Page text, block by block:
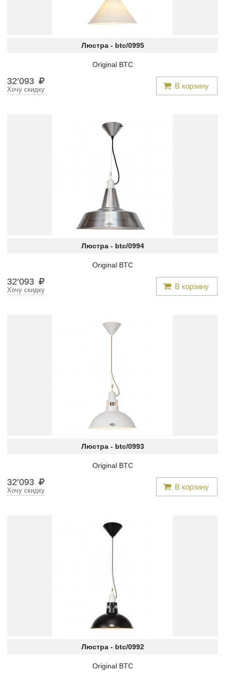
Люстра - btc/0995
Original BTC
32′093 В корзину
Хочу скидку
Люстра - btc/0994
Original BTC
32′093 В корзину
Хочу скидку
Люстра - btc/0993
Original BTC
32′093 В корзину
Хочу скидку
Люстра - btc/0992
Original BTC